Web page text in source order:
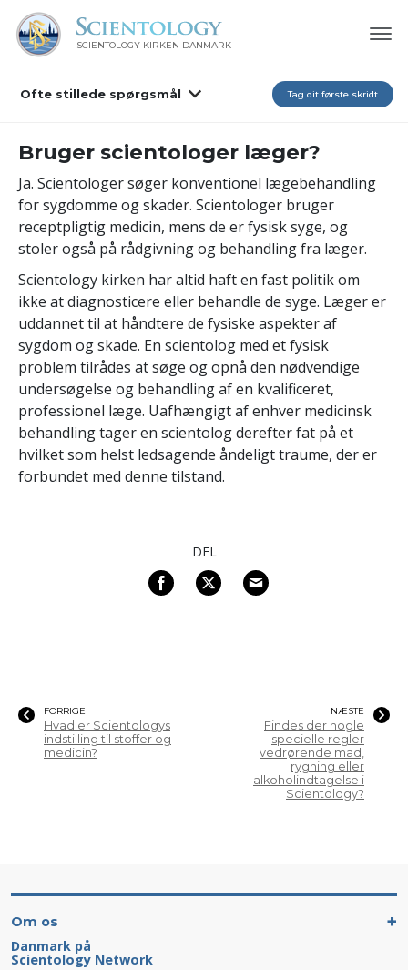
SCIENTOLOGY KIRKEN DANMARK
Ofte stillede spørgsmål Tag dit første skridt
Bruger scientologer læger?
Ja. Scientologer søger konventionel lægebehandling
for sygdomme og skader. Scientologer bruger
receptpligtig medicin, mens de er fysisk syge, og
stoler også på rådgivning og behandling fra læger.
Scientology kirken har altid haft en fast politik om
ikke at diagnosticere eller behandle de syge. Læger er
uddannet til at håndtere de fysiske aspekter af
sygdom og skade. En scientolog med et fysisk
problem tilrådes at søge og opnå den nødvendige
undersøgelse og behandling af en kvalificeret,
professionel læge. Uafhængigt af enhver medicinsk
behandling tager en scientolog derefter fat på et
hvilket som helst ledsagende åndeligt traume, der er
forbundet med denne tilstand.
DEL
FORRIGE
Hvad er Scientologys
indstilling til stoffer og
medicin?
NÆSTE
Findes der nogle
specielle regler
vedrørende mad,
rygning eller
alkoholindtagelse i
Scientology?
Om os
Danmark på
Scientology Network